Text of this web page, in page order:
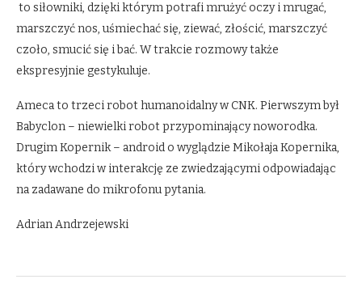
to siłowniki, dzięki którym potrafi mrużyć oczy i mrugać,
marszczyć nos, uśmiechać się, ziewać, złościć, marszczyć
czoło, smucić się i bać. W trakcie rozmowy także
ekspresyjnie gestykuluje.
Ameca to trzeci robot humanoidalny w CNK. Pierwszym był
Babyclon – niewielki robot przypominający noworodka.
Drugim Kopernik – android o wyglądzie Mikołaja Kopernika,
który wchodzi w interakcję ze zwiedzającymi odpowiadając
na zadawane do mikrofonu pytania.
Adrian Andrzejewski